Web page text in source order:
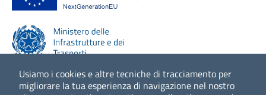
Usiamo i cookies e altre tecniche di tracciamento per
migliorare la tua esperienza di navigazione nel nostro